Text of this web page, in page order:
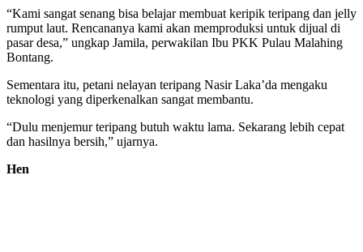
“Kami sangat senang bisa belajar membuat keripik teripang dan jelly
rumput laut. Rencananya kami akan memproduksi untuk dijual di
pasar desa,” ungkap Jamila, perwakilan Ibu PKK Pulau Malahing
Bontang.
Sementara itu, petani nelayan teripang Nasir Laka’da mengaku
teknologi yang diperkenalkan sangat membantu.
“Dulu menjemur teripang butuh waktu lama. Sekarang lebih cepat
dan hasilnya bersih,” ujarnya.
Hen